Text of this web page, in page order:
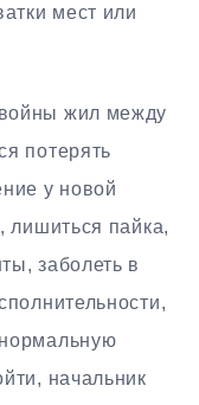
мест или
жил между
потерять
у новой
лишиться пайка,
заболеть в
начальник